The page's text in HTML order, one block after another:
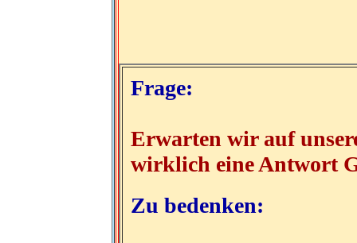
Frage:
Erwarten wir auf
wirklich eine Antwort
Zu bedenken: